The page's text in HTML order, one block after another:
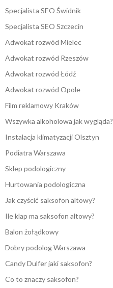
Specjalista SEO Świdnik
Specjalista SEO Szczecin
Adwokat rozwód Mielec
Adwokat rozwód Rzeszów
Adwokat rozwód Łódź
Adwokat rozwód Opole
Film reklamowy Kraków
Wszywka alkoholowa jak wygląda?
Instalacja klimatyzacji Olsztyn
Podiatra Warszawa
Sklep podologiczny
Hurtowania podologiczna
Jak czyścić saksofon altowy?
Ile klap ma saksofon altowy?
Balon żołądkowy
Dobry podolog Warszawa
Candy Dulfer jaki saksofon?
Co to znaczy saksofon?